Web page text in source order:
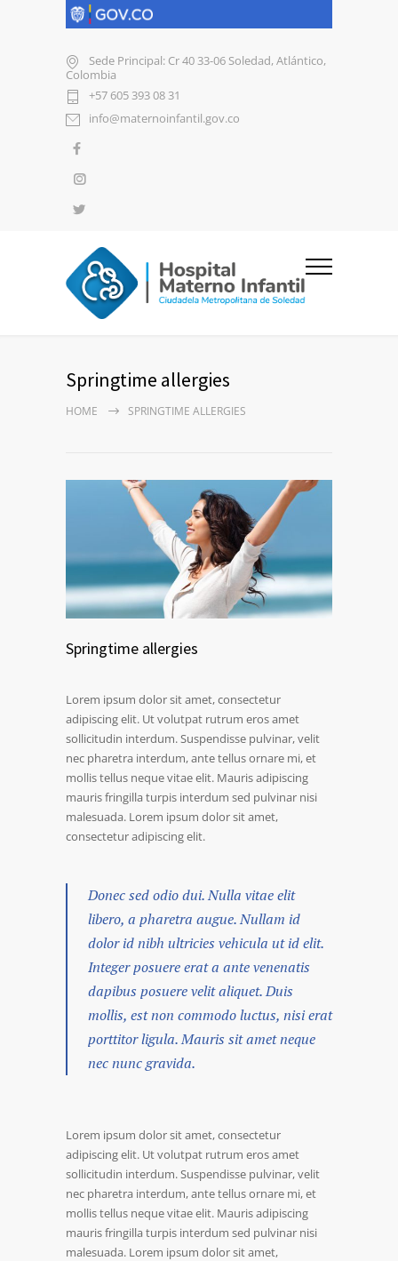
Sede Principal: Cr 40 33-06 Soledad, Atlántico,
Colombia
+57 605 393 08 31
info@maternoinfantil.gov.co
Springtime allergies
HOME SPRINGTIME ALLERGIES
Springtime allergies
Lorem ipsum dolor sit amet, consectetur
adipiscing elit. Ut volutpat rutrum eros amet
sollicitudin interdum. Suspendisse pulvinar, velit
nec pharetra interdum, ante tellus ornare mi, et
mollis tellus neque vitae elit. Mauris adipiscing
mauris fringilla turpis interdum sed pulvinar nisi
malesuada. Lorem ipsum dolor sit amet,
consectetur adipiscing elit.
Donec sed odio dui. Nulla vitae elit
libero, a pharetra augue. Nullam id
dolor id nibh ultricies vehicula ut id elit.
Integer posuere erat a ante venenatis
dapibus posuere velit aliquet. Duis
mollis, est non commodo luctus, nisi erat
porttitor ligula. Mauris sit amet neque
nec nunc gravida.
Lorem ipsum dolor sit amet, consectetur
adipiscing elit. Ut volutpat rutrum eros amet
sollicitudin interdum. Suspendisse pulvinar, velit
nec pharetra interdum, ante tellus ornare mi, et
mollis tellus neque vitae elit. Mauris adipiscing
mauris fringilla turpis interdum sed pulvinar nisi
malesuada. Lorem ipsum dolor sit amet,